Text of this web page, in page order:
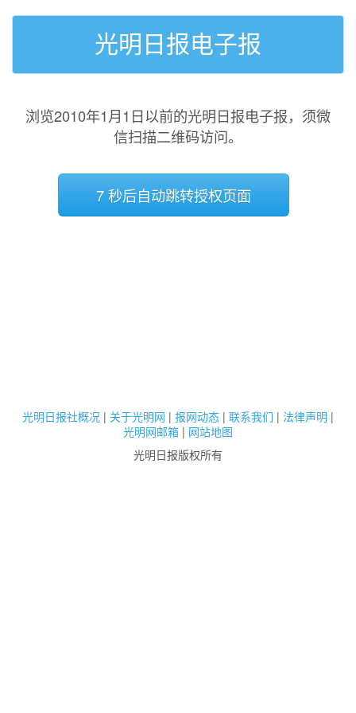
光明日报电子报
浏览2010年1月1日以前的光明日报电子报，须微
信扫描二维码访问。
7 秒后自动跳转授权页面
光明日报社概况 | 关于光明网 | 报网动态 | 联系我们 | 法律声明 |
光明网邮箱 | 网站地图
光明日报版权所有